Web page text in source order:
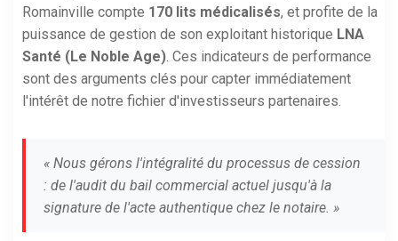
Romainville compte 170 lits médicalisés, et profite de la
puissance de gestion de son exploitant historique LNA
Santé (Le Noble Age). Ces indicateurs de performance
sont des arguments clés pour capter immédiatement
l'intérêt de notre fichier d'investisseurs partenaires.
« Nous gérons l'intégralité du processus de cession
: de l'audit du bail commercial actuel jusqu'à la
signature de l'acte authentique chez le notaire. »